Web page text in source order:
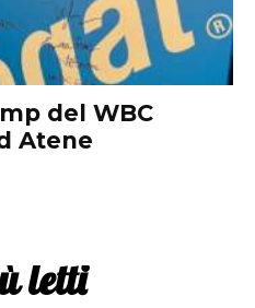
del WBC
Atene
letti